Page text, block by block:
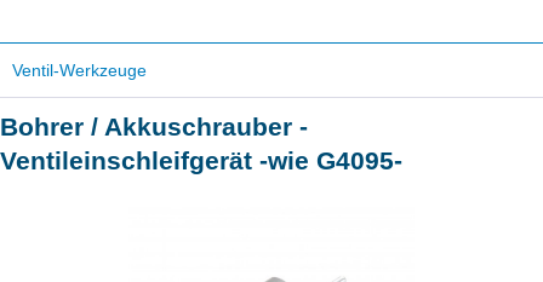
Ventil-Werkzeuge
Bohrer / Akkuschrauber -
Ventileinschleifgerät -wie G4095-